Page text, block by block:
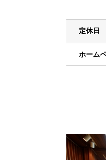
定休日
ホーム